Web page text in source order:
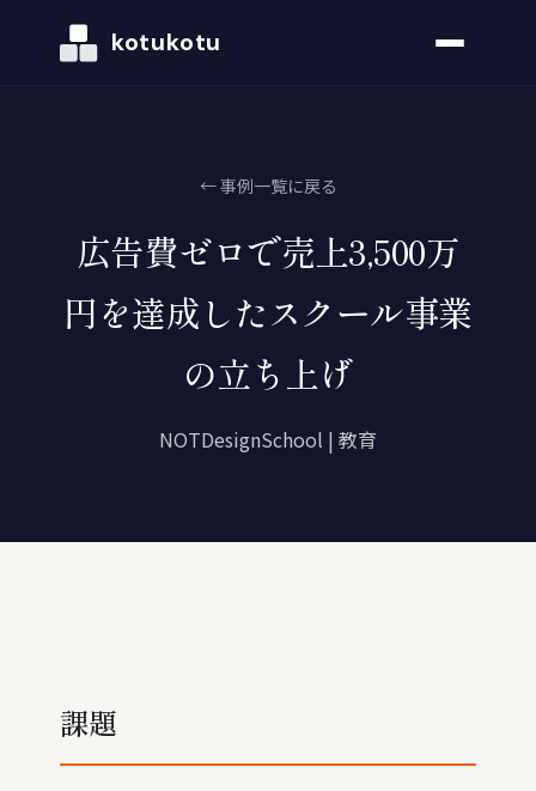
kotukotu
← 事例一覧に戻る
広告費ゼロで売上3,500万
円を達成したスクール事業
の立ち上げ
NOTDesignSchool | 教育
課題